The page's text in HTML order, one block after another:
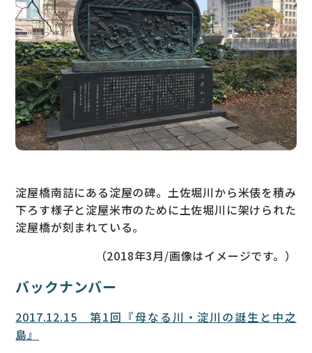
淀屋橋南詰にある淀屋の碑。土佐堀川から米俵を積み
下ろす様子と淀屋米市のために土佐堀川に架けられた
淀屋橋が刻まれている。
（2018年3月/画像はイメージです。）
バックナンバー
2017.12.15 第1回『母なる川・淀川の誕生と中之
島』